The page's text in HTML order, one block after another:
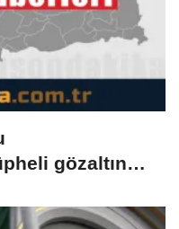
gözaltına